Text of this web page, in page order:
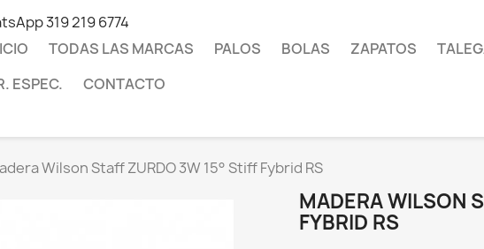
319 219 6774
TODAS LAS MARCAS PALOS BOLAS ZAPATOS
ESPEC.
CONTACTO
Wilson Staff ZURDO 3W 15° Stiff Fybrid RS
MADERA WILSON
FYBRID RS